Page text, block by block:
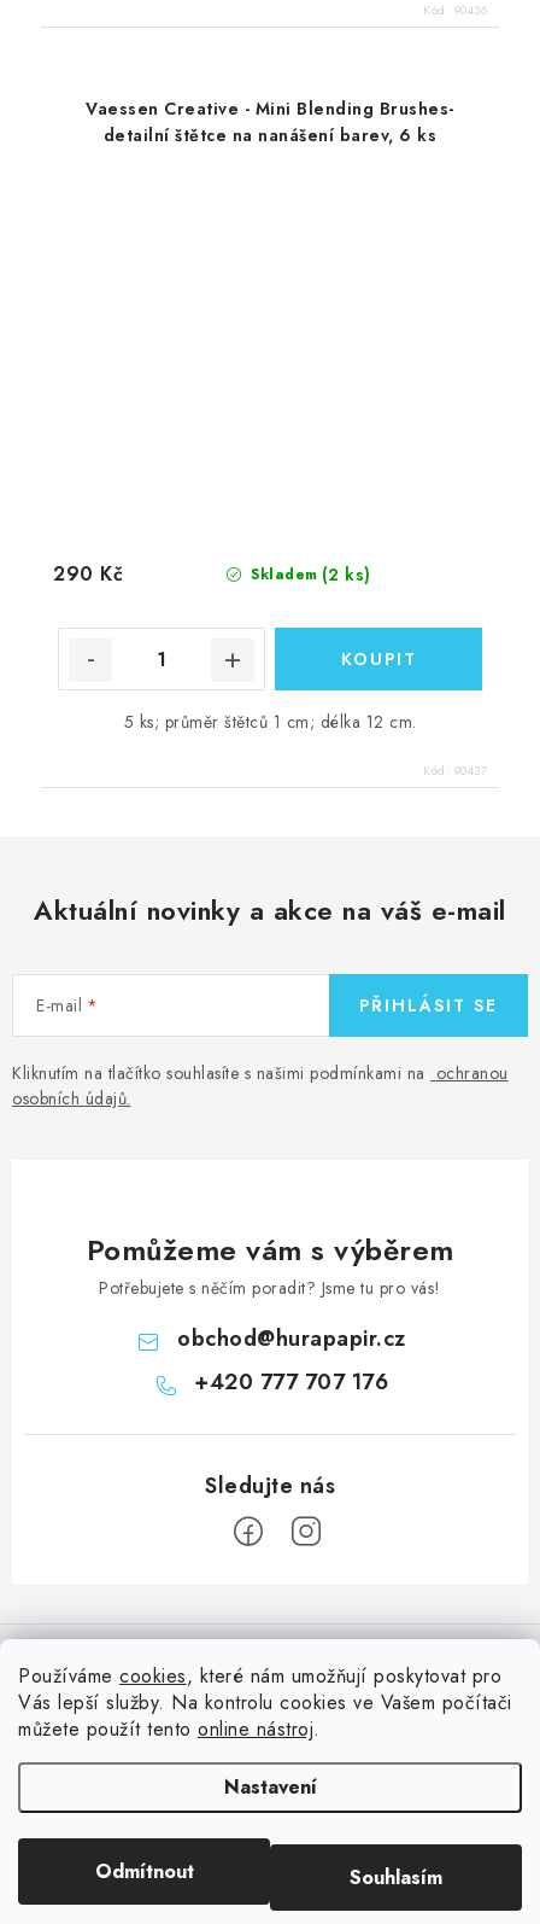
Používáme cookies, které nám umožňují poskytovat pro
Vás lepší služby. Na kontrolu cookies ve Vašem počítači
můžete použít tento online nástroj.
Nastavení
Odmítnout Souhlasím
Kód: 90436
Vaessen Creative - Mini Blending Brushes-
detailní štětce na nanášení barev, 6 ks
Skladem (2 ks)
290 Kč
5 ks; průměr štětců 1 cm; délka 12 cm.
Kód: 90437
Aktuální novinky a akce na váš e-mail
E-mail
Kliknutím na tlačítko souhlasíte s našimi podmínkami na ochranou
osobních údajů.
PŘIHLÁSIT SE
Pomůžeme vám s výběrem
Potřebujete s něčím poradit? Jsme tu pro vás!
obchod@hurapapir.cz
+420 777 707 176
á
Doprava
Oblíbené ♥️
Hodnocení obchodu
Nepřehlédněte
Blog s nápady a návody
Slovník pojmů, české návody
Reklamace a vrácení zboží
Vytvořil Shoptet
. Všechna práva vyhrazena.Upravit nastavení